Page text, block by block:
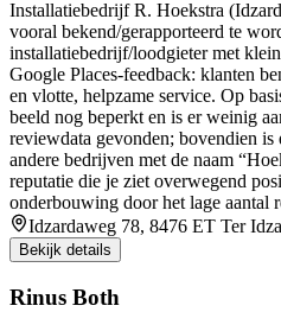
Installatiebedrijf R. Hoekstra
vooral bekend/gerapporteerd te
installatiebedrijf/loodgieter met
Google Places-feedback: klanten
en vlotte, helpzame service. Op
beeld nog beperkt en is er weinig
reviewdata gevonden; bovendien
andere bedrijven met de naam
reputatie die je ziet overwegend
onderbouwing door het lage aantal
Idzardaweg 78, 8476 ET Ter
Bekijk details
Rinus Both